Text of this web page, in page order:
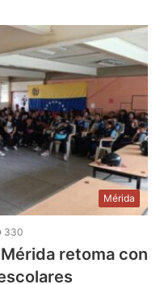
Mérida
330
retoma con